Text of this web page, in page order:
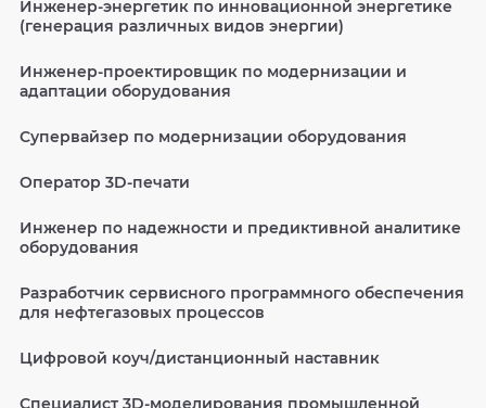
Инженер-энергетик по инновационной энергетике
(генерация различных видов энергии)
Инженер-проектировщик по модернизации и
адаптации оборудования
Супервайзер по модернизации оборудования
Оператор 3D-печати
Инженер по надежности и предиктивной аналитике
оборудования
Разработчик сервисного программного обеспечения
для нефтегазовых процессов
Цифровой коуч/дистанционный наставник
Специалист 3D-моделирования промышленной